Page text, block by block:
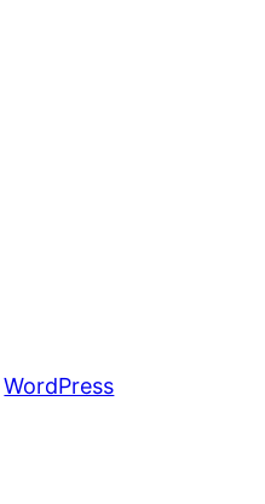
WordPress